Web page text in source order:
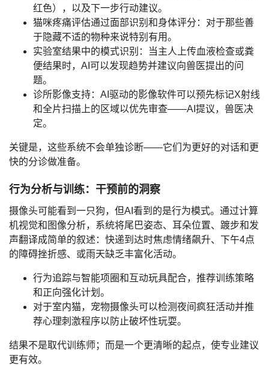
红色），以及下一步行动建议。
猫咪疼痛评估通过面部识别 和身体评分：对于那些善
于隐藏不适的物种来说特别有用。
实验室结果中的模式识别 ：当主人上传血液检查或粪
便结果时，AI可以发现趋势并建议向兽医提出的问
题。
诊所影像支持： AI驱动的影像软件可以预先标记X射线
和全片扫描 上的区域以优先审查——AI提议，兽医决
定。
关键是，这些系统不会单独诊断——它们为更好的对话和更
快的分诊做准备。
行为分析与训练：干预前的洞察
摄像头可能看到一只狗，但AI看到的是行为模式。通过计算
机视觉和 图像分析，系统将尾巴姿态、耳朵位置、踱步和发
声翻译成简单的叙述：快递到达时焦虑情绪飙升、下午4点
的障碍挫折感、或雨天缺乏丰富化活动。
行为追踪与智能项圈和互动玩具配合，推荐训练策略
和正向强化计划。
对于室内猫， 宠物摄像头可以检测夜间疯狂活动并推
荐心理刺激程序以防止破坏性玩耍。
结果不是取代训练师；而是一个更清晰的起点，使专业建议
更有效。